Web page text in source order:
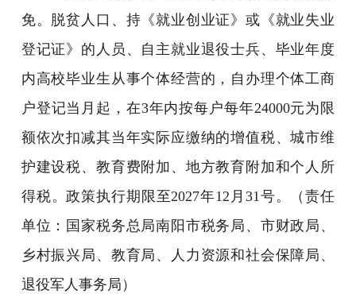
免。脱贫人口、持《就业创业证》或《就业失业
登记证》的人员、自主就业退役士兵、毕业年度
内高校毕业生从事个体经营的，自办理个体工商
户登记当月起，在3年内按每户每年24000元为限
额依次扣减其当年实际应缴纳的增值税、城市维
护建设税、教育费附加、地方教育附加和个人所
得税。政策执行期限至2027年12月31号。（责任
单位：国家税务总局南阳市税务局、市财政局、
乡村振兴局、教育局、人力资源和社会保障局、
退役军人事务局）